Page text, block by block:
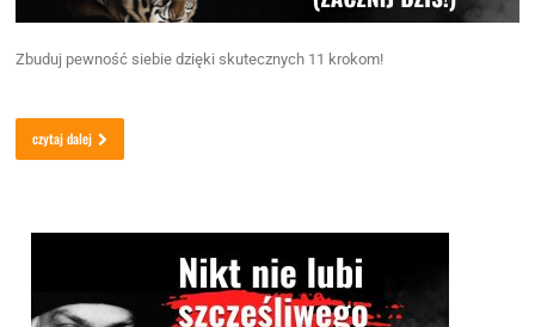
Zbuduj pewność siebie dzięki skutecznych 11 krokom!
czytaj dalej